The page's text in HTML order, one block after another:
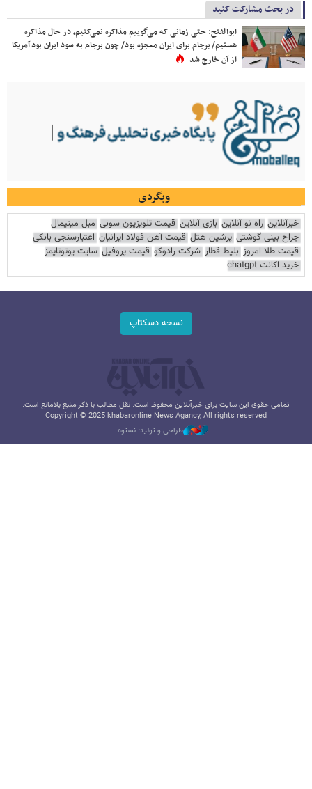
در بحث مشارکت کنید
ابوالفتح: حتی زمانی که می‌گوییم مذاکره نمی‌کنیم، در حال مذاکره
هستیم/ برجام برای ایران معجزه بود/ چون برجام به سود ایران بود آمریکا
از آن خارج شد
وبگردی
خبرآنلاین راه نو آنلاین بازی آنلاین قیمت تلویزیون سونی مبل مینیمال
جراح بینی گوشتی پرشین هتل قیمت آهن فولاد ایرانیان اعتبارسنجی بانکی
قیمت طلا امروز بلیط قطار شرکت رادوکو قیمت پروفیل سایت یوتوتایمز
خرید اکانت chatgpt
نسخه دسکتاپ
تمامی حقوق این سایت برای خبرآنلاین محفوظ است. نقل مطالب با ذکر منبع بلامانع است.
Copyright © 2025 khabaronline News Agancy, All rights reserved
طراحی و تولید: نستوه